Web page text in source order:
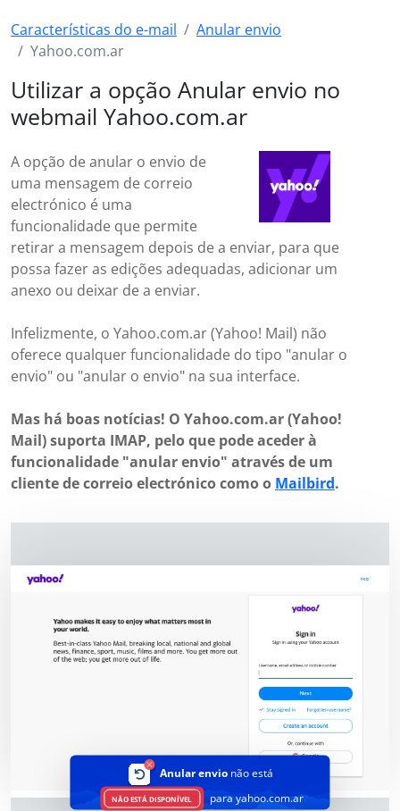
Características do e-mail
Anular envio
Yahoo.com.ar
Utilizar a opção Anular envio no
webmail Yahoo.com.ar
A opção de anular o envio de
uma mensagem de correio
electrónico é uma
funcionalidade que permite
retirar a mensagem depois de a enviar, para que
possa fazer as edições adequadas, adicionar um
anexo ou deixar de a enviar.
Infelizmente, o Yahoo.com.ar (Yahoo! Mail) não
oferece qualquer funcionalidade do tipo "anular o
envio" ou "anular o envio" na sua interface.
Mas há boas notícias! O Yahoo.com.ar (Yahoo!
Mail) suporta IMAP, pelo que pode aceder à
funcionalidade "anular envio" através de um
cliente de correio electrónico como o Mailbird.
Anular envionão está
NÃO ESTÁ DISPONÍVEL para yahoo.com.ar